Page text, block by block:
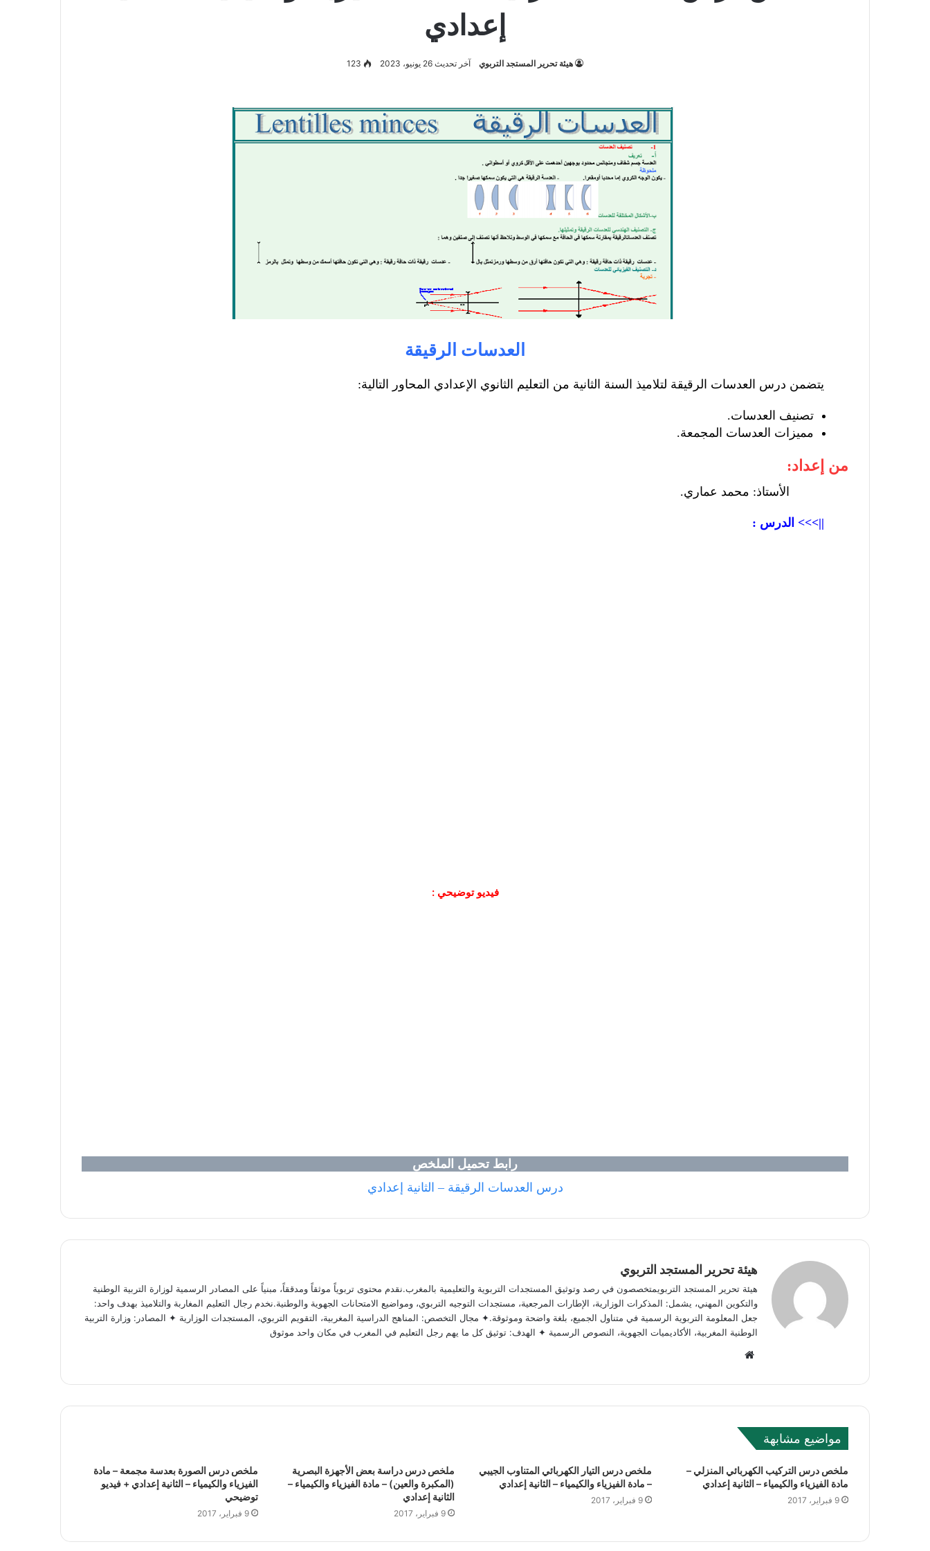
إعدادي
هيئة تحرير المستجد التربوي آخر تحديث 26 يونيو، 2023 123
العدسات الرقيقة
يتضمن درس العدسات الرقيقة لتلاميذ السنة الثانية من التعليم الثانوي الإعدادي المحاور التالية:
تصنيف العدسات.
مميزات العدسات المجمعة.
من إعداد:
الأستاذ: محمد عماري.
||>>> الدرس :
فيديو توضيحي :
رابط تحميل الملخص
درس العدسات الرقيقة – الثانية إعدادي
هيئة تحرير المستجد التربوي
هيئة تحرير المستجد التربويمتخصصون في رصد وتوثيق المستجدات التربوية والتعليمية بالمغرب.نقدم محتوى تربوياً موثقاً ومدققاً، مبنياً على المصادر الرسمية لوزارة التربية الوطنية
والتكوين المهني، يشمل: المذكرات الوزارية، الإطارات المرجعية، مستجدات التوجيه التربوي، ومواضيع الامتحانات الجهوية والوطنية.نخدم رجال التعليم المغاربة والتلاميذ بهدف واحد:
جعل المعلومة التربوية الرسمية في متناول الجميع، بلغة واضحة وموثوقة.✦ مجال التخصص: المناهج الدراسية المغربية، التقويم التربوي، المستجدات الوزارية ✦ المصادر: وزارة التربية
الوطنية المغربية، الأكاديميات الجهوية، النصوص الرسمية ✦ الهدف: توثيق كل ما يهم رجل التعليم في المغرب في مكان واحد موثوق
b
s
t
مواضيع مشابهة
ملخص درس التركيب الكهربائي المنزلي –
مادة الفيزياء والكيمياء – الثانية إعدادي
9 فبراير، 2017
ملخص درس التيار الكهربائي المتناوب الجيبي
– مادة الفيزياء والكيمياء – الثانية إعدادي
9 فبراير، 2017
ملخص درس دراسة بعض الأجهزة البصرية
(المكبرة والعين) – مادة الفيزياء والكيمياء –
الثانية إعدادي
9 فبراير، 2017
ملخص درس الصورة بعدسة مجمعة – مادة
الفيزياء والكيمياء – الثانية إعدادي + فيديو
توضيحي
9 فبراير، 2017